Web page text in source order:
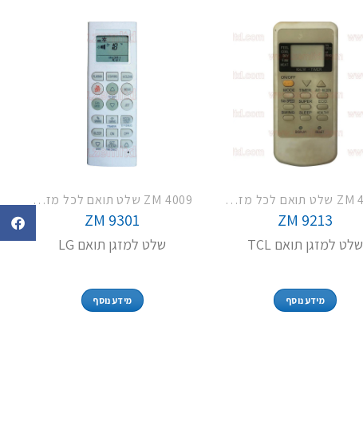
ZM 4009 שלט תואם לכל מזגני פמילי TCL LG האייר וסמסונג
ZM 9213
שלט למזגן תואם TCL
מידע נוסף
ZM 4009 שלט תואם לכל מזגני פמילי TCL LG האייר וסמסונג
ZM 9301
שלט למזגן תואם LG
מידע נוסף